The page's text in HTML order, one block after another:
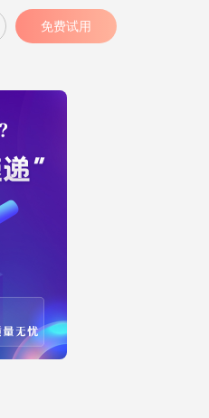
免费试用